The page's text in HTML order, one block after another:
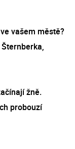
vašem městě?
žně.
probouzí